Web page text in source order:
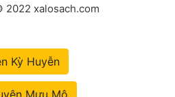
2022 xalosach.com
Kỳ Huyễn